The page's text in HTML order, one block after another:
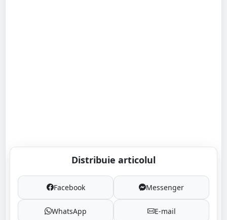
Distribuie articolul
Facebook Messenger
WhatsApp E-mail